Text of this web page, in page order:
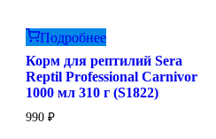
Подробнее
Корм для рептилий Sera
Reptil Professional Carnivor
1000 мл 310 г (S1822)
990 ₽